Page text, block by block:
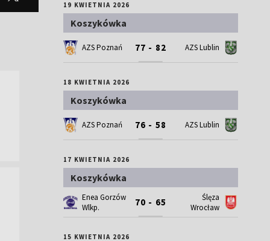
19 KWIETNIA 2026
Koszykówka
AZS Poznań 77 - 82 AZS Lublin
18 KWIETNIA 2026
Koszykówka
AZS Poznań 76 - 58 AZS Lublin
17 KWIETNIA 2026
Koszykówka
Enea Gorzów
Wlkp.
70 - 65
Ślęza
Wrocław
15 KWIETNIA 2026